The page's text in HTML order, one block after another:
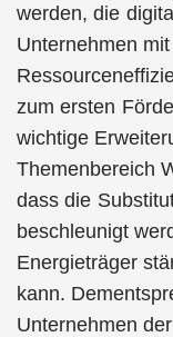
werden, die
Unternehmen
zum ersten
wichtige
Themenbereich
dass die
beschleunigt
Energieträger
kann.
Unternehmen